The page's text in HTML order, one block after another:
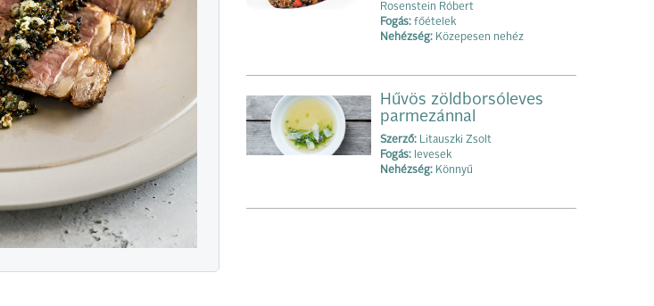
Rosenstein Róbert
Fogás: főételek
Nehézség: Közepesen nehéz
Hűvös zöldborsóleves
parmezánnal
Szerző: Litauszki Zsolt
Fogás: levesek
Nehézség: Könnyű